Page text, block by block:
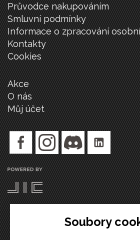
Průvodce nakupováním
Smluvní podmínky
Informace o zpracování
Kontakty
Cookies
Akce
O nás
Můj účet
Soubory